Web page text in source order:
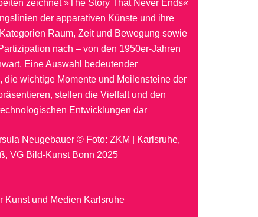
zeichnet »The Story That Never Ends«
der apparativen Künste und ihre
Raum, Zeit und Bewegung sowie
nach – von den 1950er-Jahren
Eine Auswahl bedeutender
die wichtige Momente und Meilensteine der
stellen die Vielfalt und den
Entwicklungen dar
Neugebauer © Foto: ZKM | Karlsruhe,
VG Bild-Kunst Bonn 2025
Kunst und Medien Karlsruhe